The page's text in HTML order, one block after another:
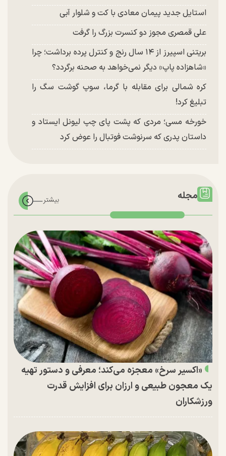
استایل جدید پیمان معادی با کت و شلوار آبی
علی قمصری مجوز دو کنسرت بزرگ را گرفت
بریتنی اسپیرز از ۱۴ سال رنج و کنترل پرده برداشت؛ چرا
«شاهزاده پاپ» دیگر نمی‌خواهد به صحنه برگردد؟
کره شمالی برای مقابله با گرما، سوپ گوشت سگ را
تبلیغ کرد!
خورخه مسی؛ مردی که پشت پای چپ لیونل ایستاد و
داستان پدری که سرنوشت فوتبال را عوض کرد
مجله
«اکسیر سرخ» معجزه می‌کند؛ معرفی و دستور تهیه
یک معجون طبیعی و ارزان برای افزایش قدرت
ورزشکاران